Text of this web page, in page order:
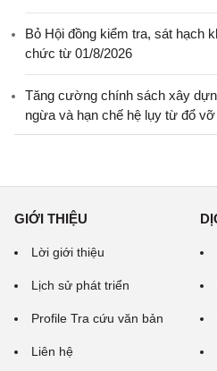
Bỏ Hội đồng kiểm tra, sát hạch
chức từ 01/8/2026
Tăng cường chính sách xây
ngừa và hạn chế hệ lụy từ đổ
GIỚI THIỆU
Lời giới thiệu
Lịch sử phát triển
Profile Tra cứu văn bản
Liên hệ